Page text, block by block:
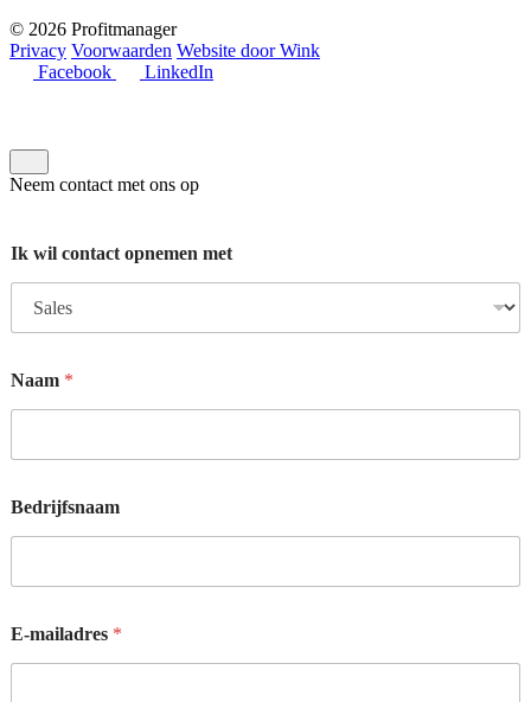
© 2026 Profitmanager
Privacy Voorwaarden Website door Wink
Facebook
LinkedIn
Neem contact met ons op
Ik wil contact opnemen met
e
c
n
a
t
p
e
Naam *
Bedrijfsnaam
E-mailadres *